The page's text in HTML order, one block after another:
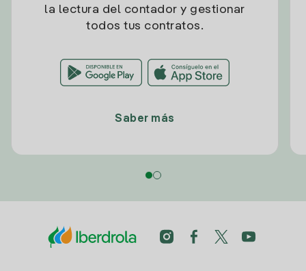
la lectura del contador y gestionar
todos tus contratos.
Saber más